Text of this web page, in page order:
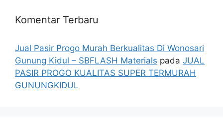
Komentar Terbaru
Jual Pasir Progo Murah Berkualitas Di Wonosari
Gunung Kidul – SBFLASH Materials pada JUAL
PASIR PROGO KUALITAS SUPER TERMURAH
GUNUNGKIDUL